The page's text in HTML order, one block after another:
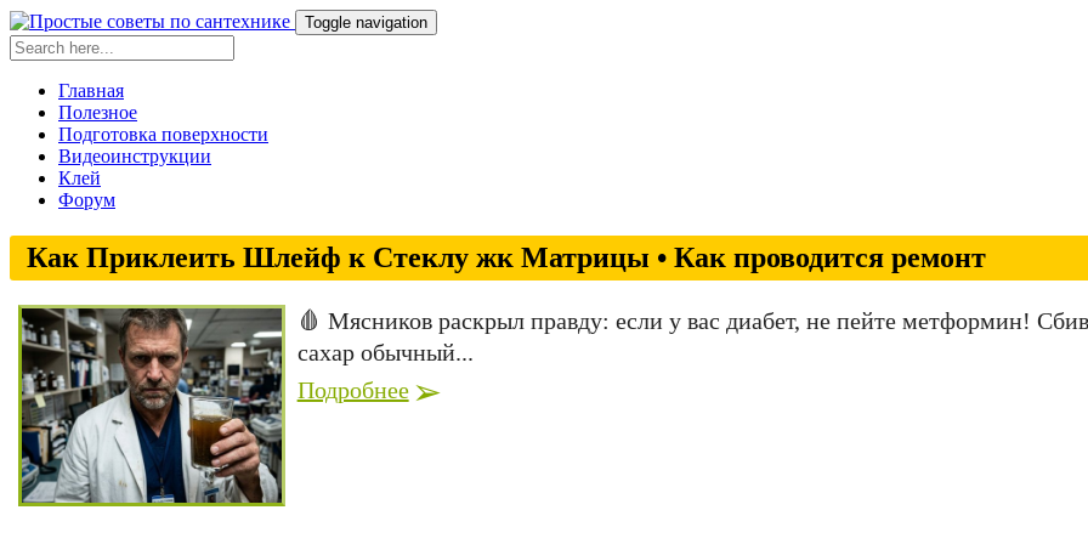
Toggle navigation
Главная
Полезное
Подготовка поверхности
Видеоинструкции
Клей
Форум
Как Приклеить Шлейф к Стеклу жк Матрицы • Как проводится ремонт
🩸 Мясников раскрыл правду: если у вас диабет, не пейте метформин!
сахар обычный...
Подробнее